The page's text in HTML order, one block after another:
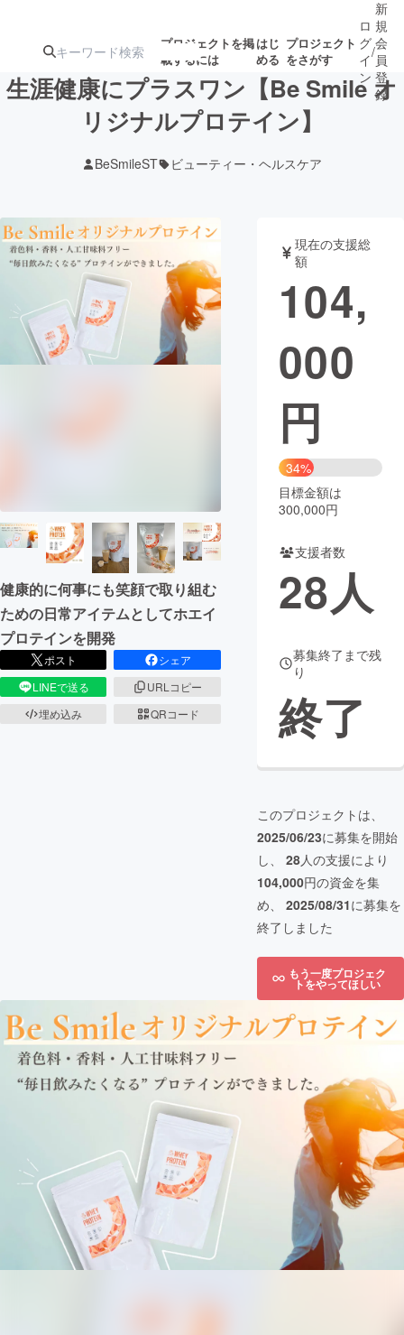
プロジェクトを掲
載するには
はじ
める
プロジェクト
をさがす
ターン
ジェクト
ロジェクト
アート・写真 音楽
テクノロジー・ガジェット ゲーム・サ
映像・映画
CAMPFIRE Creation
CAMPFIREふるさと納税machi-ya コミュニティ
ロ
グ
イ
ン
/
新
規
会
員
登
録
生涯健康にプラスワン【Be Smile オ
リジナルプロテイン】
BeSmileST ビューティー・ヘルスケア
健康的に何事にも笑顔で取り組む
ための日常アイテムとしてホエイ
プロテインを開発
ポスト
シェア
LINEで送る
URLコピー
埋め込み
QRコード
現在の支援総
額
104,
000
円
34%
目標金額は
300,000円
支援者数
28人
募集終了まで残
り
終了
このプロジェクトは、
2025/06/23に募集を開始
し、 28人の支援により
104,000円の資金を集
め、 2025/08/31に募集を
終了しました
もう一度プロジェク
トをやってほしい